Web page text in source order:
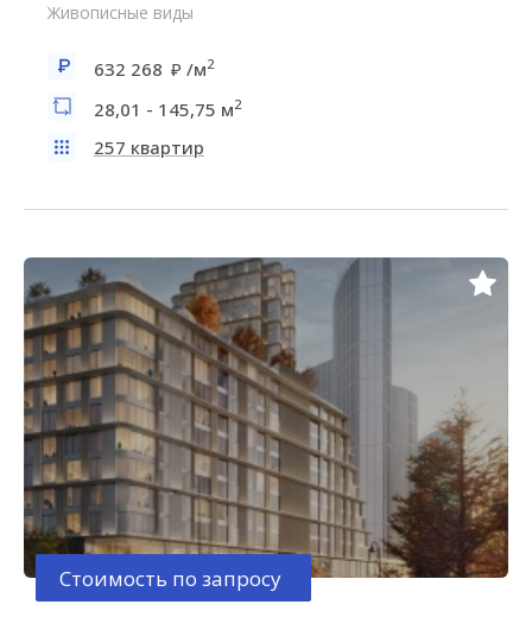
Живописные виды
632 268 /м2
28,01 - 145,75 м2
257 квартир
Стоимость по запросу